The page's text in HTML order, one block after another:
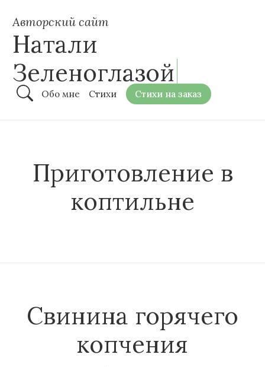
Авторский сайт
Натали
Зеленоглазой
Обо мне Стихи Стихи на заказ
Приготовление в
коптильне
Свинина горячего
копчения